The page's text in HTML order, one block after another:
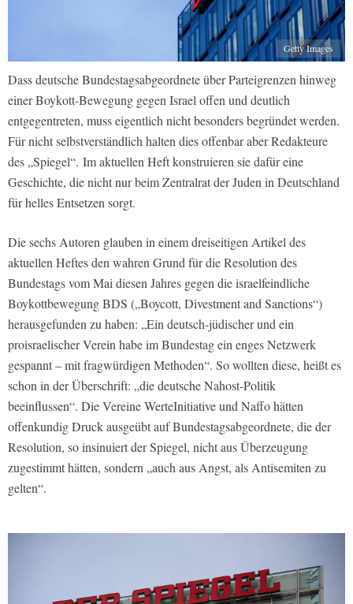
Getty Images
Dass deutsche Bundestagsabgeordnete über Parteigrenzen hinweg
einer Boykott-Bewegung gegen Israel offen und deutlich
entgegentreten, muss eigentlich nicht besonders begründet werden.
Für nicht selbstverständlich halten dies offenbar aber Redakteure
des „Spiegel“. Im aktuellen Heft konstruieren sie dafür eine
Geschichte, die nicht nur beim Zentralrat der Juden in Deutschland
für helles Entsetzen sorgt.
Die sechs Autoren glauben in einem dreiseitigen Artikel des
aktuellen Heftes den wahren Grund für die Resolution des
Bundestags vom Mai diesen Jahres gegen die israelfeindliche
Boykottbewegung BDS („Boycott, Divestment and Sanctions“)
herausgefunden zu haben: „Ein deutsch-jüdischer und ein
proisraelischer Verein habe im Bundestag ein enges Netzwerk
gespannt – mit fragwürdigen Methoden“. So wollten diese, heißt es
schon in der Überschrift: „die deutsche Nahost-Politik
beeinflussen“. Die Vereine WerteInitiative und Naffo hätten
offenkundig Druck ausgeübt auf Bundestagsabgeordnete, die der
Resolution, so insinuiert der Spiegel, nicht aus Überzeugung
zugestimmt hätten, sondern „auch aus Angst, als Antisemiten zu
gelten“.